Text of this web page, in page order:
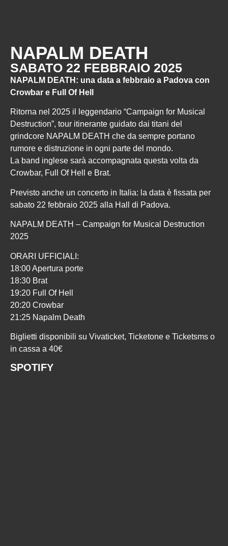
NAPALM DEATH
SABATO 22 FEBBRAIO 2025
NAPALM DEATH: una data a febbraio a Padova con
Crowbar e Full Of Hell
Ritorna nel 2025 il leggendario “Campaign for Musical
Destruction”, tour itinerante guidato dai titani del
grindcore NAPALM DEATH che da sempre portano
rumore e distruzione in ogni parte del mondo.
La band inglese sarà accompagnata questa volta da
Crowbar, Full Of Hell e Brat.
Previsto anche un concerto in Italia: la data è fissata per
sabato 22 febbraio 2025 alla Hall di Padova.
NAPALM DEATH – Campaign for Musical Destruction
2025
ORARI UFFICIALI:
18:00 Apertura porte
18:30 Brat
19:20 Full Of Hell
20:20 Crowbar
21:25 Napalm Death
Biglietti disponibili su Vivaticket, Ticketone e Ticketsms o
in cassa a 40€
SPOTIFY